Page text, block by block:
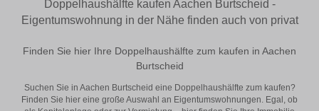
Doppelhaushälfte kaufen Aachen Burtscheid -
Eigentumswohnung in der Nähe finden auch von privat
Finden Sie hier Ihre Doppelhaushälfte zum kaufen in Aachen
Burtscheid
Suchen Sie in Aachen Burtscheid eine Doppelhaushälfte zum kaufen?
Finden Sie hier eine große Auswahl an Eigentumswohnungen. Egal, ob